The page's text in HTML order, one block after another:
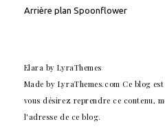
Arrière plan Spoonflower
Elara by LyraThemes
Made by LyraThemes.com Ce blog
vous désirez reprendre ce contenu,
l'adresse de ce blog.